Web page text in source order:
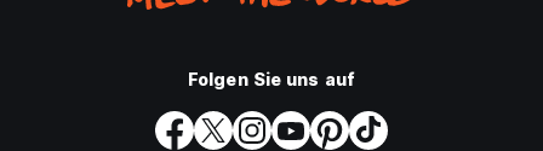
Folgen Sie uns auf